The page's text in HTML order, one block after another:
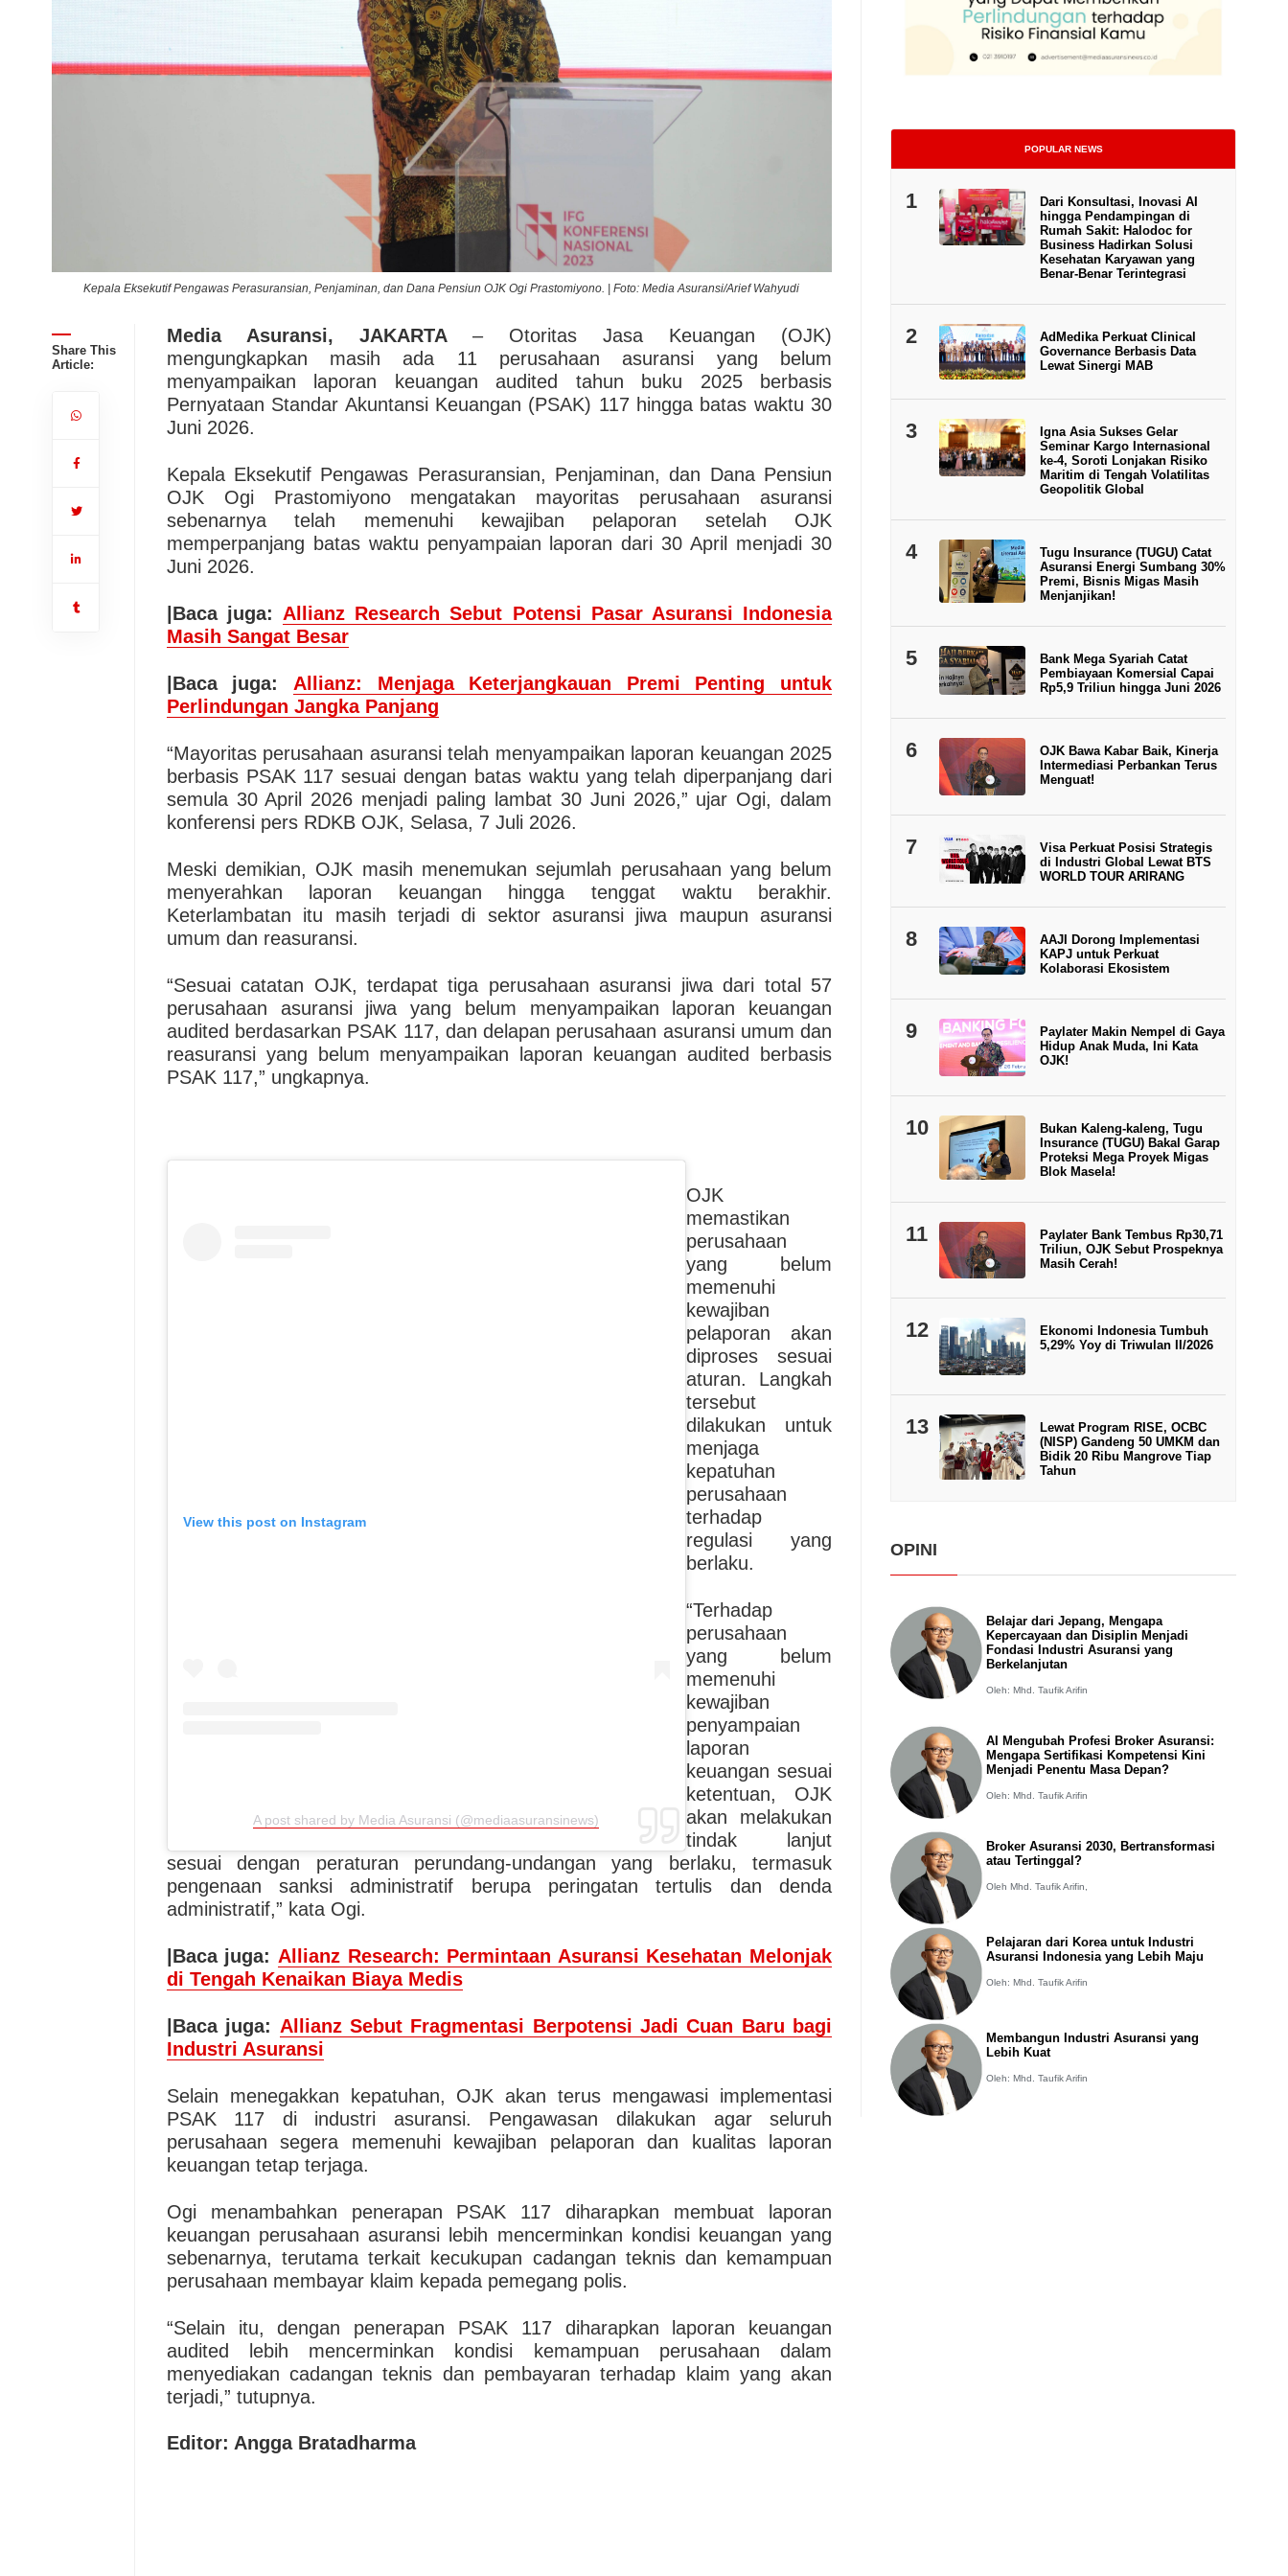
Kepala Eksekutif Pengawas Perasuransian, Penjaminan, dan Dana Pensiun OJK Ogi Prastomiyono. | Foto: Media Asuransi/Arief Wahyudi
Share This
Article:
Media Asuransi, JAKARTA– Otoritas Jasa Keuangan (OJK)
mengungkapkan masih ada 11 perusahaan asuransi yang belum
menyampaikan laporan keuangan audited tahun buku 2025 berbasis
Pernyataan Standar Akuntansi Keuangan (PSAK) 117 hingga batas waktu 30
Juni 2026.
Kepala Eksekutif Pengawas Perasuransian, Penjaminan, dan Dana Pensiun
OJK Ogi Prastomiyono mengatakan mayoritas perusahaan asuransi
sebenarnya telah memenuhi kewajiban pelaporan setelah OJK
memperpanjang batas waktu penyampaian laporan dari 30 April menjadi 30
Juni 2026.
|Baca juga: Allianz Research Sebut Potensi Pasar Asuransi Indonesia
Masih Sangat Besar
|Baca juga: Allianz: Menjaga Keterjangkauan Premi Penting untuk
Perlindungan Jangka Panjang
“Mayoritas perusahaan asuransi telah menyampaikan laporan keuangan 2025
berbasis PSAK 117 sesuai dengan batas waktu yang telah diperpanjang dari
semula 30 April 2026 menjadi paling lambat 30 Juni 2026,” ujar Ogi, dalam
konferensi pers RDKB OJK, Selasa, 7 Juli 2026.
Meski demikian, OJK masih menemukan sejumlah perusahaan yang belum
menyerahkan laporan keuangan hingga tenggat waktu berakhir.
Keterlambatan itu masih terjadi di sektor asuransi jiwa maupun asuransi
umum dan reasuransi.
“Sesuai catatan OJK, terdapat tiga perusahaan asuransi jiwa dari total 57
perusahaan asuransi jiwa yang belum menyampaikan laporan keuangan
audited berdasarkan PSAK 117, dan delapan perusahaan asuransi umum dan
reasuransi yang belum menyampaikan laporan keuangan audited berbasis
PSAK 117,” ungkapnya.
View this post on Instagram
A post shared by Media Asuransi (@mediaasuransinews)
OJK
memastikan
perusahaan
yang belum
memenuhi
kewajiban
pelaporan akan
diproses sesuai
aturan. Langkah
tersebut
dilakukan untuk
menjaga
kepatuhan
perusahaan
terhadap
regulasi yang
berlaku.
“Terhadap
perusahaan
yang belum
memenuhi
kewajiban
penyampaian
laporan
keuangan sesuai
ketentuan, OJK
akan melakukan
tindak lanjut
sesuai dengan peraturan perundang-undangan yang berlaku, termasuk
pengenaan sanksi administratif berupa peringatan tertulis dan denda
administratif,” kata Ogi.
|Baca juga: Allianz Research: Permintaan Asuransi Kesehatan Melonjak
di Tengah Kenaikan Biaya Medis
|Baca juga: Allianz Sebut Fragmentasi Berpotensi Jadi Cuan Baru bagi
Industri Asuransi
Selain menegakkan kepatuhan, OJK akan terus mengawasi implementasi
PSAK 117 di industri asuransi. Pengawasan dilakukan agar seluruh
perusahaan segera memenuhi kewajiban pelaporan dan kualitas laporan
keuangan tetap terjaga.
Ogi menambahkan penerapan PSAK 117 diharapkan membuat laporan
keuangan perusahaan asuransi lebih mencerminkan kondisi keuangan yang
sebenarnya, terutama terkait kecukupan cadangan teknis dan kemampuan
perusahaan membayar klaim kepada pemegang polis.
“Selain itu, dengan penerapan PSAK 117 diharapkan laporan keuangan
audited lebih mencerminkan kondisi kemampuan perusahaan dalam
menyediakan cadangan teknis dan pembayaran terhadap klaim yang akan
terjadi,” tutupnya.
Editor: Angga Bratadharma
POPULAR NEWS
1
Dari Konsultasi, Inovasi AI
hingga Pendampingan di
Rumah Sakit: Halodoc for
Business Hadirkan Solusi
Kesehatan Karyawan yang
Benar-Benar Terintegrasi
2
AdMedika Perkuat Clinical
Governance Berbasis Data
Lewat Sinergi MAB
3
Igna Asia Sukses Gelar
Seminar Kargo Internasional
ke-4, Soroti Lonjakan Risiko
Maritim di Tengah Volatilitas
Geopolitik Global
4
Tugu Insurance (TUGU) Catat
Asuransi Energi Sumbang 30%
Premi, Bisnis Migas Masih
Menjanjikan!
5
Bank Mega Syariah Catat
Pembiayaan Komersial Capai
Rp5,9 Triliun hingga Juni 2026
6
OJK Bawa Kabar Baik, Kinerja
Intermediasi Perbankan Terus
Menguat!
7
Visa Perkuat Posisi Strategis
di Industri Global Lewat BTS
WORLD TOUR ARIRANG
8
AAJI Dorong Implementasi
KAPJ untuk Perkuat
Kolaborasi Ekosistem
9
Paylater Makin Nempel di Gaya
Hidup Anak Muda, Ini Kata
OJK!
10
Bukan Kaleng-kaleng, Tugu
Insurance (TUGU) Bakal Garap
Proteksi Mega Proyek Migas
Blok Masela!
11
Paylater Bank Tembus Rp30,71
Triliun, OJK Sebut Prospeknya
Masih Cerah!
12
Ekonomi Indonesia Tumbuh
5,29% Yoy di Triwulan II/2026
13
Lewat Program RISE, OCBC
(NISP) Gandeng 50 UMKM dan
Bidik 20 Ribu Mangrove Tiap
Tahun
OPINI
Belajar dari Jepang, Mengapa
Kepercayaan dan Disiplin Menjadi
Fondasi Industri Asuransi yang
Berkelanjutan
Oleh: Mhd. Taufik Arifin
AI Mengubah Profesi Broker Asuransi:
Mengapa Sertifikasi Kompetensi Kini
Menjadi Penentu Masa Depan?
Oleh: Mhd. Taufik Arifin
Broker Asuransi 2030, Bertransformasi
atau Tertinggal?
Oleh Mhd. Taufik Arifin,
Pelajaran dari Korea untuk Industri
Asuransi Indonesia yang Lebih Maju
Oleh: Mhd. Taufik Arifin
Membangun Industri Asuransi yang
Lebih Kuat
Oleh: Mhd. Taufik Arifin